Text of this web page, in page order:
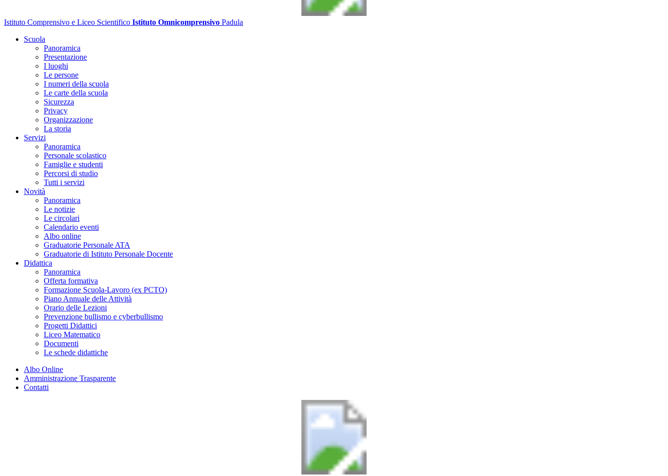
Istituto Comprensivo e Liceo Scientifico Istituto Omnicomprensivo Padula
Scuola
Panoramica
Presentazione
I luoghi
Le persone
I numeri della scuola
Le carte della scuola
Sicurezza
Privacy
Organizzazione
La storia
Servizi
Panoramica
Personale scolastico
Famiglie e studenti
Percorsi di studio
Tutti i servizi
Novità
Panoramica
Le notizie
Le circolari
Calendario eventi
Albo online
Graduatorie Personale ATA
Graduatorie di Istituto Personale Docente
Didattica
Panoramica
Offerta formativa
Formazione Scuola-Lavoro (ex PCTO)
Piano Annuale delle Attività
Orario delle Lezioni
Prevenzione bullismo e cyberbullismo
Progetti Didattici
Liceo Matematico
Documenti
Le schede didattiche
Albo Online
Amministrazione Trasparente
Contatti